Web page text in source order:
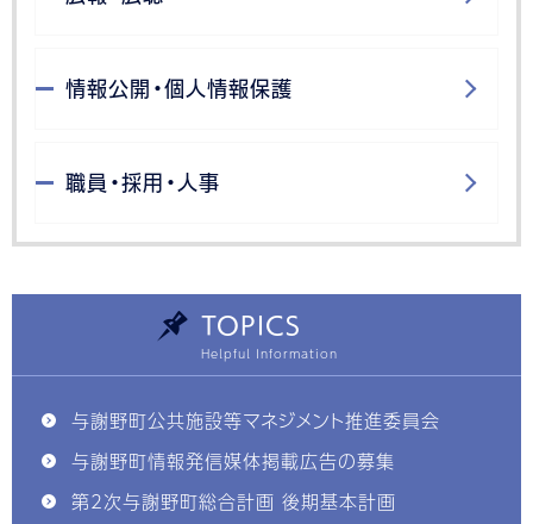
情報公開・個人情報保護
職員・採用・人事
TOPICS
与謝野町公共施設等マネジメント推進委員会
与謝野町情報発信媒体掲載広告の募集
第2次与謝野町総合計画 後期基本計画